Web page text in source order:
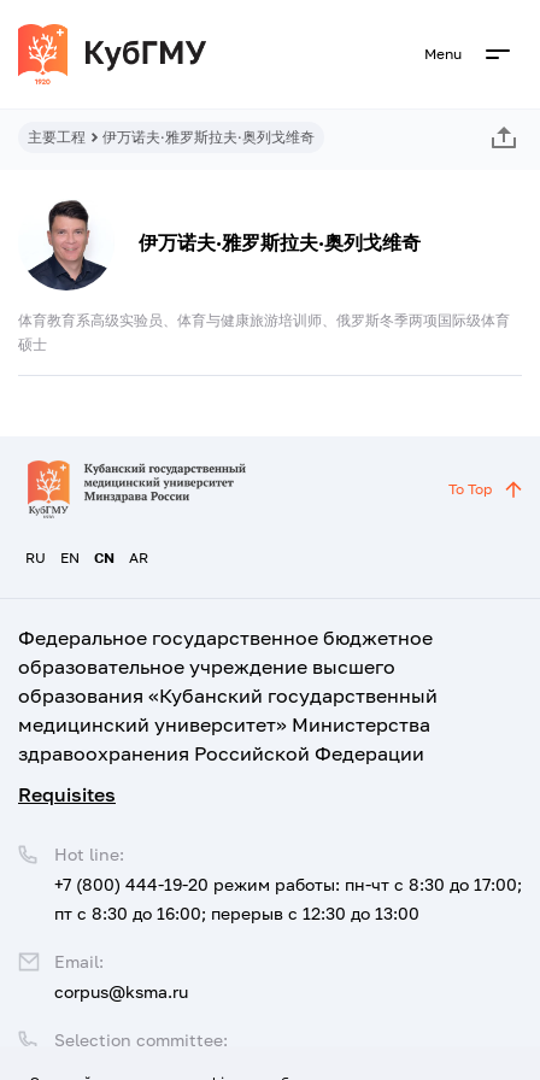
Menu
主要工程 伊万诺夫·雅罗斯拉夫·奥列戈维奇
伊万诺夫·雅罗斯拉夫·奥列戈维奇
体育教育系高级实验员、体育与健康旅游培训师、俄罗斯冬季两项国际级体育
硕士
RU EN CN AR
To Top
Федеральное государственное бюджетное
образовательное учреждение высшего
образования «Кубанский государственный
медицинский университет» Министерства
здравоохранения Российской Федерации
Requisites
Selection committee:
Hot line:
+7 (800) 444-19-20 режим работы: пн-чт с 8:30 до 17:00;
пт с 8:30 до 16:00; перерыв с 12:30 до 13:00
Email:
corpus@ksma.ru